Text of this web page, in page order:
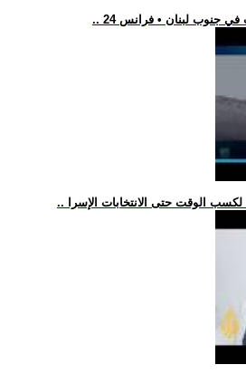
في جنوب لبنان • فرانس 24
الوقت حتى الانتخابات الإسرا